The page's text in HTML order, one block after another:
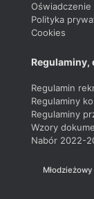
Polityka
Cookies
Regulaminy,
Regulamin
Regulaminy
Regulaminy
Wzory
Nabór 2022-